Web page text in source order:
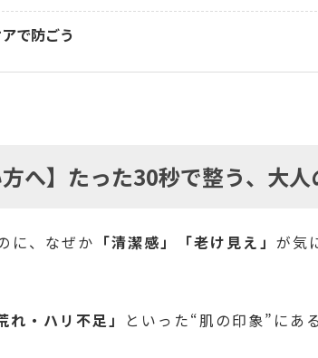
で防ごう
方へ】たった30秒で整う、大
に、なぜか 「清潔感」「老け見え」 が気
れ・ハリ不足」 といった“肌の印象”にあ